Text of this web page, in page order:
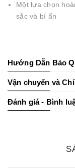
Một lựa chọn
sắc và bí ẩn
Hướng Dẫn Bảo
Vận chuyển và
Đánh giá - Bình